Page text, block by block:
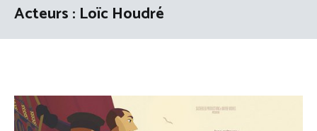
Acteurs : Loïc Houdré